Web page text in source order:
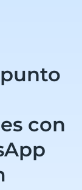
con